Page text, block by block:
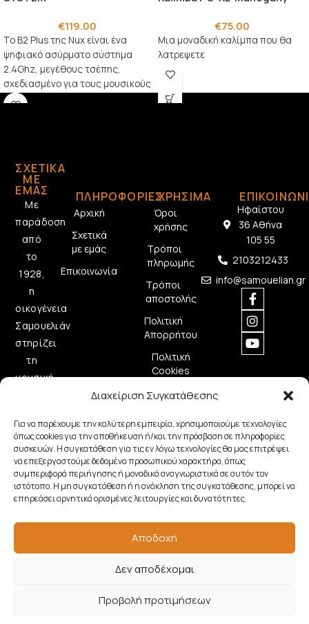
Διαχείριση Συγκατάθεσης
Για να παρέχουμε την καλύτερη εμπειρία, χρησιμοποιούμε τεχνολογίες
όπως cookies για την αποθήκευση ή/και την πρόσβαση σε πληροφορίες
συσκευών. Η συγκατάθεση για τις εν λόγω τεχνολογίες θα μας επιτρέψει
να επεξεργαστούμε δεδομένα προσωπικού χαρακτήρα, όπως
συμπεριφορά περιήγησης ή μοναδικά αναγνωριστικά σε αυτόν τον
ιστότοπο. Η μη συγκατάθεση ή η ανάκληση της συγκατάθεσης, μπορεί να
επηρεάσει αρνητικά ορισμένες λειτουργίες και δυνατότητες.
Αποδοχή
Δεν αποδέχομαι
Προβολή προτιμήσεων
€119.00
Το B2 Plus της Nux είναι ένα
ψηφιακό ασύρματο σύστημα
2.4Ghz, μεγέθους τσέπης,
σχεδιασμένο για τους μουσικούς
που θέλουν να παίξουν
€75.00
Μια μοναδική καλίμπα που θα
λατρεψετε
ΣΧΕΤΙΚΆ
ΜΕ
ΕΜΆΣ
Με
παράδοση
από
το
1928,
η
οικογένεια
Σαμουελιάν
στηρίζει
τη
μουσική
ποιοτικά
μουσικά
όργανα.
ΠΛΗΡΟΦΟΡΙΕΣ
Αρχική
Σχετικά
με εμάς
Επικοινωνία
ΧΡΗΣΙΜΑ
Όροι
χρήσης
Τρόποι
πληρωμής
Τρόποι
αποστολής
Πολιτική
Απορρήτου
Πολιτική
Cookies
Ηφαίστου
36 Αθήνα
105 55
2103212433
info@samouelian.gr
Copyright © 2026 Samouelian. All Rights Reserved.